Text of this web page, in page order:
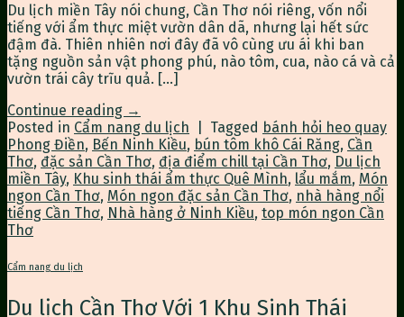
Du lịch miền Tây nói chung, Cần Thơ nói riêng, vốn nổi
tiếng với ẩm thực miệt vườn dân dã, nhưng lại hết sức
đậm đà. Thiên nhiên nơi đây đã vô cùng ưu ái khi ban
tặng nguồn sản vật phong phú, nào tôm, cua, nào cá và cả
vườn trái cây trĩu quả. […]
Continue reading →
Posted in Cẩm nang du lịch Tagged bánh hỏi heo quay
Phong Điền, Bến Ninh Kiều, bún tôm khô Cái Răng, Cần
Thơ, đặc sản Cần Thơ, địa điểm chill tại Cần Thơ, Du lịch
miền Tây, Khu sinh thái ẩm thực Quê Mình, lẩu mắm, Món
ngon Cần Thơ, Món ngon đặc sản Cần Thơ, nhà hàng nổi
tiếng Cần Thơ, Nhà hàng ở Ninh Kiều, top món ngon Cần
Thơ
Cẩm nang du lịch
Du lịch Cần Thơ Với 1 Khu Sinh Thái